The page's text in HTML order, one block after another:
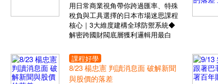
用日常商業視角帶你跨過匯率、特殊
稅負與工具選擇的日本市場迷思課程
核心｜3大維度建構全球防禦系統◆
解密跨國財閥底層獲利邏輯用最白
課程好學
8/23 楊忠憲 判讀消息面 破解新聞
與股價的落差